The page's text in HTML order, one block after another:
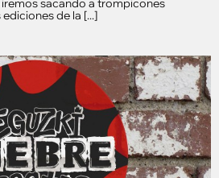
sacando a trompicones
de la [...]